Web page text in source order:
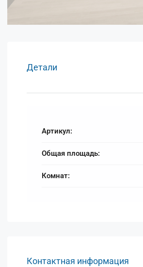
Детали
Артикул:
Общая площадь:
Комнат:
Контактная информация